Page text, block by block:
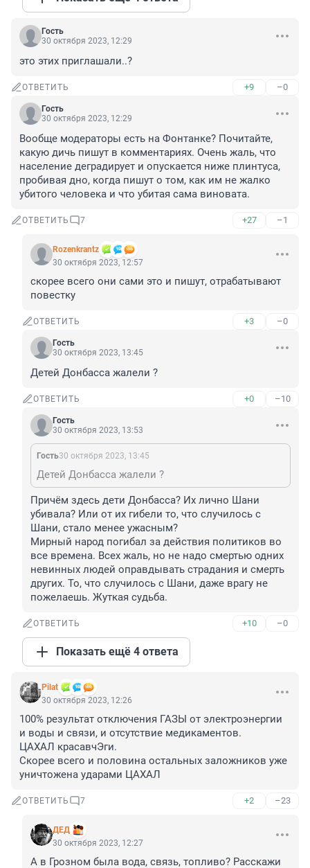
Гость
30 октября 2023, 12:29
это этих приглашали..?
ОТВЕТИТЬ +9 –0
Гость
30 октября 2023, 12:29
Вообще модераторы есть на Фонтанке? Почитайте,
какую дичь пишут в комментариях. Очень жаль, что
население деградирует и опускается ниже плинтуса,
пробивая дно, когда пишут о том, как им не жалко
убитого человека и что убитая сама виновата.
ОТВЕТИТЬ 7 +27 –1
Rozenkrantz
30 октября 2023, 12:57
скорее всего они сами это и пишут, отрабатывают
повестку
ОТВЕТИТЬ +3 –0
Гость
30 октября 2023, 13:45
Детей Донбасса жалели ?
ОТВЕТИТЬ +0 –10
Гость
30 октября 2023, 13:53
Гость30 октября 2023, 13:45
Детей Донбасса жалели ?
Причём здесь дети Донбасса? Их лично Шани
убивала? Или от их гибели то, что случилось с
Шани, стало менее ужасным?
Мирный народ погибал за действия политиков во
все времена. Всех жаль, но не надо смертью одних
невинных людей оправдывать страдания и смерть
других. То, что случилось с Шани, даже врагу не
пожелаешь. Жуткая судьба.
ОТВЕТИТЬ +10 –0
Показать ещё 4 ответа
Pilat
30 октября 2023, 12:26
100% результат отключения ГАЗЫ от электроэнергии
и воды и связи, и отсутствие медикаментов.
ЦАХАЛ красавчЭги.
Скорее всего и половина остальных заложников уже
уничтожена ударами ЦАХАЛ
ОТВЕТИТЬ 7 +2 –23
ДЕД
30 октября 2023, 12:27
А в Грозном была вода, связь, топливо? Расскажи